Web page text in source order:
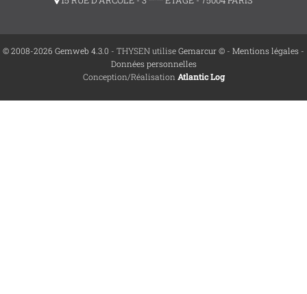
© 2008-2026 Gemweb 4.3.0 - THYSEN utiliseGemarcur © - Mentions légales -
Données personnelles
Conception/Réalisation Atlantic Log